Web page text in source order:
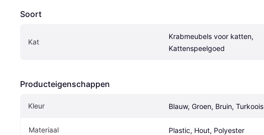
Soort
Kat
Krabmeubels voor katten,
Kattenspeelgoed
Producteigenschappen
Kleur Blauw, Groen, Bruin, Turkoois
Materiaal Plastic, Hout, Polyester